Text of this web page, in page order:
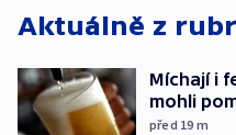
Aktuálně z
Míchají i
mohli
před 19 m